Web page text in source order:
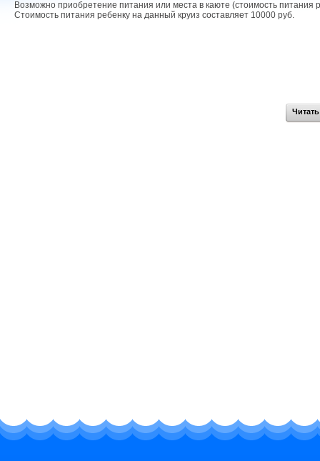
Возможно приобретение питания или места в каюте (стоимость питания
Стоимость питания ребенку на данный круиз составляет 10000 руб.